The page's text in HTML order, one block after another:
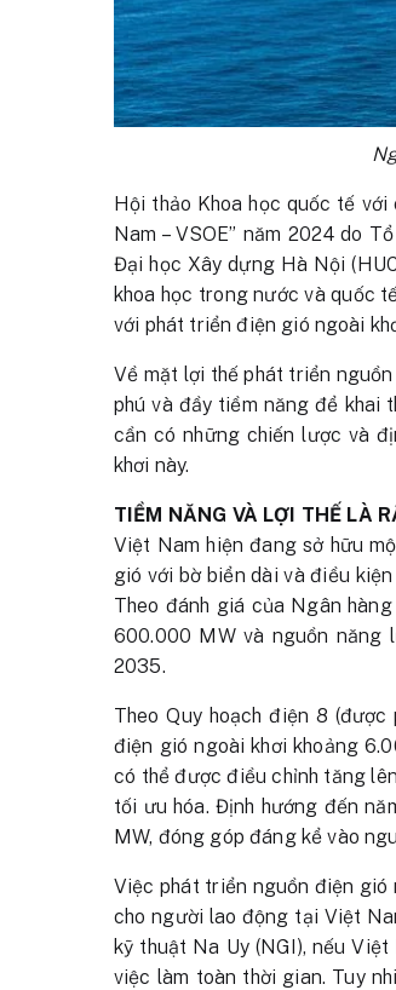
Hội thảo Khoa học quốc tế
Nam – VSOE” năm 2024 do
Đại học Xây dựng Hà Nội
khoa học trong nước và quốc
với phát triển điện gió ngoài
Về mặt lợi thế phát triển
phú và đầy tiềm năng để khai
cần có những chiến lược và
khơi này.
TIỀM NĂNG VÀ LỢI THẾ LÀ
Việt Nam hiện đang sở hữu
gió với bờ biển dài và điều
Theo đánh giá của Ngân
600.000 MW và nguồn năng
2035.
Theo Quy hoạch điện 8
điện gió ngoài khơi khoảng
có thể được điều chỉnh tăng
tối ưu hóa. Định hướng đến
MW, đóng góp đáng kể vào
Việc phát triển nguồn điện gió
cho người lao động tại Việt
kỹ thuật Na Uy (NGI), nếu
việc làm toàn thời gian. Tuy